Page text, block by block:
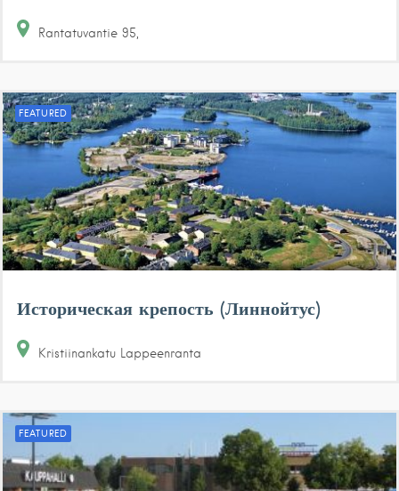
Rantatuvantie 95
FEATURED
Историческая крепость (Линнойтус)
Kristiinankatu Lappeenranta
FEATURED